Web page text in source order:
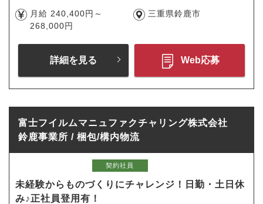
月給 240,400円～
268,000円
三重県鈴鹿市
詳細を見る Web応募
富士フイルムマニュファクチャリング株式会社
鈴鹿事業所 / 梱包/構内物流
契約社員
未経験からものづくりにチャレンジ！日勤・土日休
み♪正社員登用有！